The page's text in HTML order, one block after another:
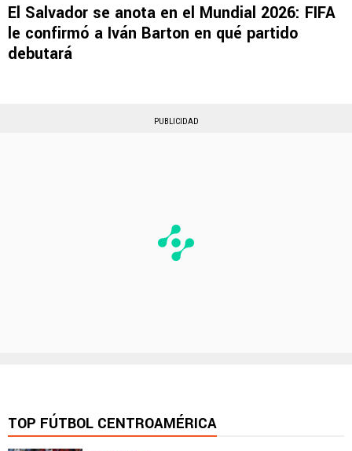
El Salvador se anota en el Mundial 2026: FIFA
le confirmó a Iván Barton en qué partido
debutará
PUBLICIDAD
TOP FÚTBOL CENTROAMÉRICA